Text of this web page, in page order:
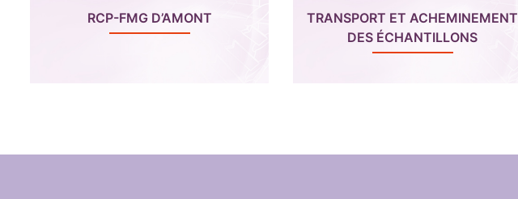
RCP-FMG D’AMONT
TRANSPORT ET ACHEMINEMENT
DES ÉCHANTILLONS